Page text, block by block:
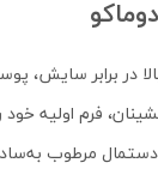
فرم اولیه
یک دستمال مرطوب